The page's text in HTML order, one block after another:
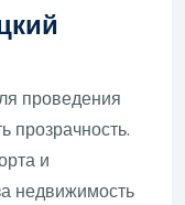
проведения
прозрачность.
и
недвижимость